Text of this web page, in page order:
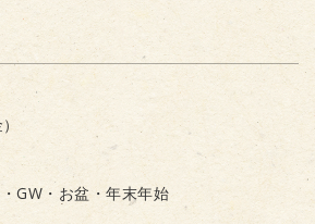
GW・お盆・年末年始